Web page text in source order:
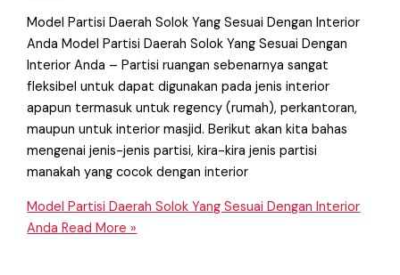
Model Partisi Daerah Solok Yang Sesuai Dengan Interior
Anda Model Partisi Daerah Solok Yang Sesuai Dengan
Interior Anda – Partisi ruangan sebenarnya sangat
fleksibel untuk dapat digunakan pada jenis interior
apapun termasuk untuk regency (rumah), perkantoran,
maupun untuk interior masjid. Berikut akan kita bahas
mengenai jenis-jenis partisi, kira-kira jenis partisi
manakah yang cocok dengan interior
Model Partisi Daerah Solok Yang Sesuai Dengan Interior
Anda Read More »